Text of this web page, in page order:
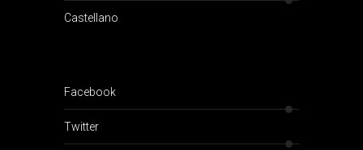
Castellano
Facebook
Twitter